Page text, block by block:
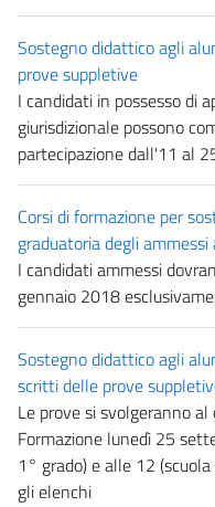
Sostegno didattico agli
prove suppletive
I candidati in possesso di
giurisdizionale possono
partecipazione dall'11 al
Corsi di formazione per
graduatoria degli
I candidati ammessi
gennaio 2018
Sostegno didattico agli
scritti delle prove
Le prove si svolgeranno
Formazione lunedì 25
1° grado) e alle 12
gli elenchi